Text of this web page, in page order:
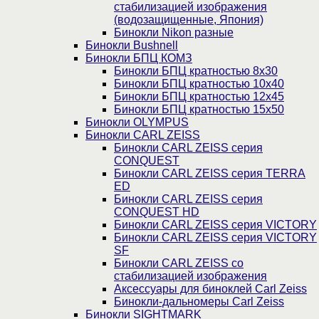
стабилизацией изображения
(водозащищенные, Япония)
Бинокли Nikon разные
Бинокли Bushnell
Бинокли БПЦ КОМЗ
Бинокли БПЦ кратностью 8х30
Бинокли БПЦ кратностью 10х40
Бинокли БПЦ кратностью 12х45
Бинокли БПЦ кратностью 15х50
Бинокли OLYMPUS
Бинокли CARL ZEISS
Бинокли CARL ZEISS серия
CONQUEST
Бинокли CARL ZEISS серия TERRA
ED
Бинокли CARL ZEISS серия
CONQUEST HD
Бинокли CARL ZEISS серия VICTORY
Бинокли CARL ZEISS серия VICTORY
SF
Бинокли CARL ZEISS со
стабилизацией изображения
Аксессуары для биноклей Carl Zeiss
Бинокли-дальномеры Carl Zeiss
Бинокли SIGHTMARK